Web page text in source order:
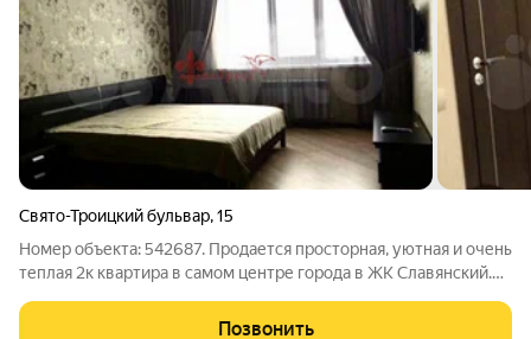
Свято-Троицкий бульвар,15
Номер объекта: 542687. Продается просторная, уютная и очень
теплая 2к квартира в самом центре города в ЖК Славянский.
первого дня. Вас ждёт: Полностью готова к жизни: дорогая
Позвонить